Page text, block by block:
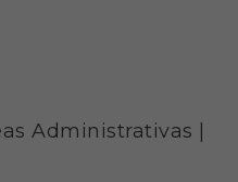
Administrativas